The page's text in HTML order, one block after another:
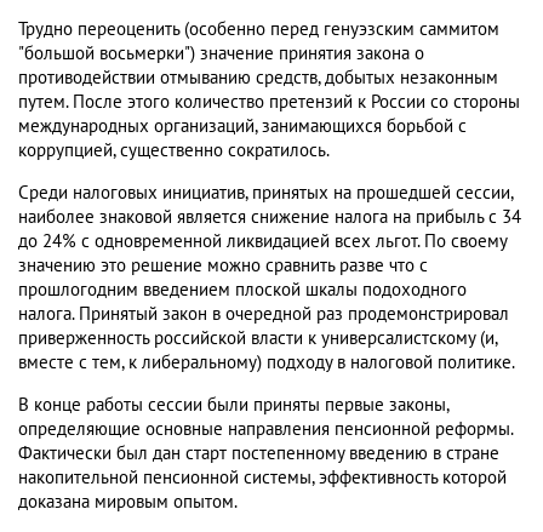
Трудно переоценить (особенно перед генуэзским саммитом
"большой восьмерки") значение принятия закона о
противодействии отмыванию средств, добытых незаконным
путем. После этого количество претензий к России со стороны
международных организаций, занимающихся борьбой с
коррупцией, существенно сократилось.
Среди налоговых инициатив, принятых на прошедшей сессии,
наиболее знаковой является снижение налога на прибыль с 34
до 24% с одновременной ликвидацией всех льгот. По своему
значению это решение можно сравнить разве что с
прошлогодним введением плоской шкалы подоходного
налога. Принятый закон в очередной раз продемонстрировал
приверженность российской власти к универсалистскому (и,
вместе с тем, к либеральному) подходу в налоговой политике.
В конце работы сессии были приняты первые законы,
определяющие основные направления пенсионной реформы.
Фактически был дан старт постепенному введению в стране
накопительной пенсионной системы, эффективность которой
доказана мировым опытом.